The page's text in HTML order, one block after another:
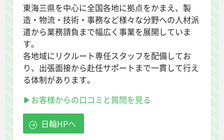
東海三県を中心に全国各地に拠点をかまえ、製
造・物流・技術・事務など様々な分野への人材派
遣から業務請負まで幅広く事業を展開していま
す。
各地域にリクルート専任スタッフを配備してお
り、出張面接から赴任サポートまで一貫して行え
る体制があります。
▶お客様からの口コミと質問を見る
日輪HPへ